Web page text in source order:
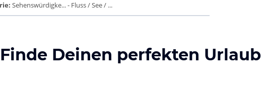
Sehenswürdigke... - Fluss / See / ...
Finde Deinen perfekten Urlaub